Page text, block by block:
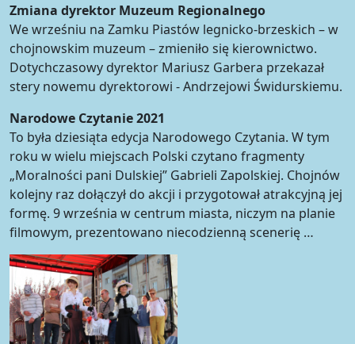
Zmiana dyrektor Muzeum Regionalnego
We wrześniu na Zamku Piastów legnicko-brzeskich – w
chojnowskim muzeum – zmieniło się kierownictwo.
Dotychczasowy dyrektor Mariusz Garbera przekazał
stery nowemu dyrektorowi - Andrzejowi Świdurskiemu.
Narodowe Czytanie 2021
To była dziesiąta edycja Narodowego Czytania. W tym
roku w wielu miejscach Polski czytano fragmenty
„Moralności pani Dulskiej” Gabrieli Zapolskiej. Chojnów
kolejny raz dołączył do akcji i przygotował atrakcyjną jej
formę. 9 września w centrum miasta, niczym na planie
filmowym, prezentowano niecodzienną scenerię …